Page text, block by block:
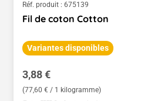
Réf. produit : 675139
Fil de coton Cotton
Variantes disponibles
Prix régulier :
3,88 €
(77,60 € / 1 kilogramme)